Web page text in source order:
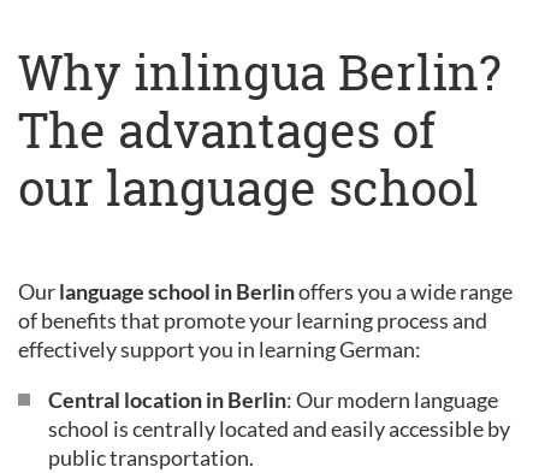
Why inlingua Berlin?
The advantages of
our language school
Ourlanguage school in Berlinoffers you a wide range
of benefits that promote your learning process and
effectively support you in learning German:
Central location in Berlin: Our modern language
school is centrally located and easily accessible by
public transportation.